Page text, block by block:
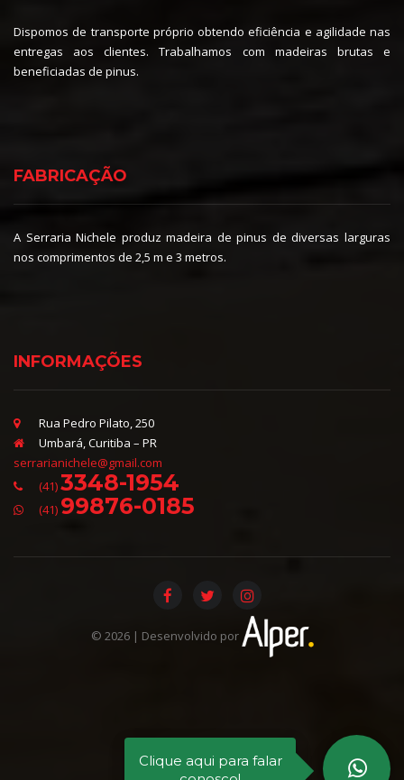
Clique aqui para falar
Dispomos de transporte próprio obtendo eficiência e agilidade nas
entregas aos clientes. Trabalhamos com madeiras brutas e
beneficiadas de pinus.
FABRICAÇÃO
A Serraria Nichele produz madeira de pinus de diversas larguras
nos comprimentos de 2,5 m e 3 metros.
INFORMAÇÕES
Rua Pedro Pilato, 250
Umbará, Curitiba – PR
serrarianichele@gmail.com
(41)3348-1954
(41) 99876-0185
© 2026| Desenvolvido por